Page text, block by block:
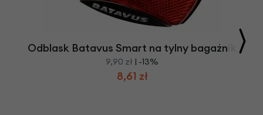
Odblask Batavus Smart na tylny bagażnik
9,90 zł | -13%
8,61 zł